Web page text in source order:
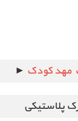
مهد کودک ►
پلاستیکی